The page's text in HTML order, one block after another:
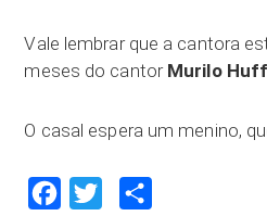
Vale lembrar que a cantora
meses do cantor Murilo Huff
O casal espera um menino,
Facebook Twitter